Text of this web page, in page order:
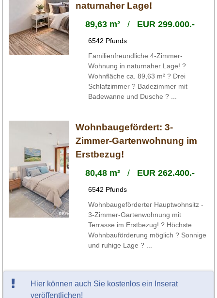
naturnaher Lage!
89,63 m²/ EUR 299.000.-
6542 Pfunds
Familienfreundliche 4-Zimmer-
Wohnung in naturnaher Lage! ?
Wohnfläche ca. 89,63 m² ? Drei
Schlafzimmer ? Badezimmer mit
Badewanne und Dusche ? ...
Wohnbaugefördert: 3-
Zimmer-Gartenwohnung im
Erstbezug!
80,48 m²/ EUR 262.400.-
6542 Pfunds
Wohnbaugeförderter Hauptwohnsitz -
3-Zimmer-Gartenwohnung mit
Terrasse im Erstbezug! ? Höchste
Wohnbauförderung möglich ? Sonnige
und ruhige Lage ? ...
Hier können auch Sie kostenlos ein Inserat
veröffentlichen!